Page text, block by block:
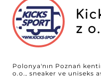
z
Polonya'nın Poznań
o.o., sneaker ve uniseks